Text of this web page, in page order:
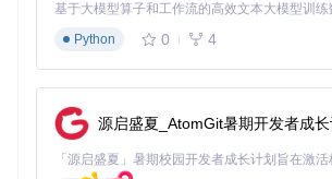
基于大模型算子和工作流的高效文本大模型训
Python
0 4
源启盛夏_AtomGit暑期开发者成长